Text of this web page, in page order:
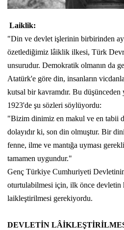
Laiklik:
"Din ve devlet işlerinin birbirinden
özetlediğimiz lâiklik ilkesi, Türk
unsurudur. Demokratik olmanın da
Atatürk'e göre din, insanların
kutsal bir kavramdır. Bu
1923'de şu sözleri söylüyordu:
"Bizim dinimiz en makul ve en tabii
dolayıdır ki, son din olmuştur. Bir
fenne, ilme ve mantığa uyması
tamamen uygundur."
Genç Türkiye Cumhuriyeti
oturtulabilmesi için, ilk önce devletin
laikleştirilmesi gerekiyordu.
DEVLETİN